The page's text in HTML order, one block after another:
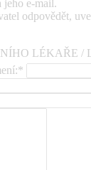
jeho e-mail.
odpovědět,
LÉKAŘE /